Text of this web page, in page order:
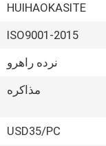
HUIHAOKASITE
ISO9001-2015
نرده راهرو
مذاکره
USD35/PC